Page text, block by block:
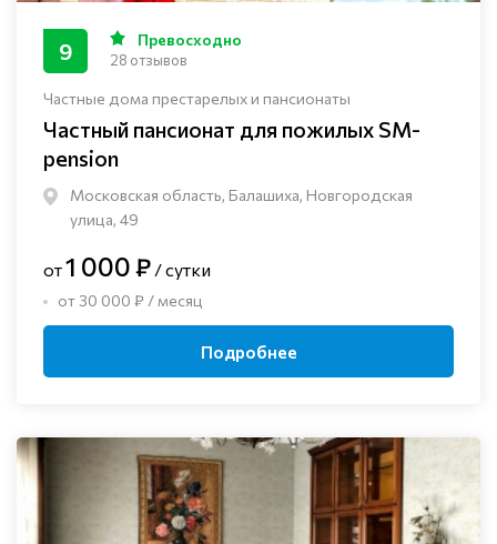
Частные дома престарелых и пансионаты
Частный пансионат для пожилых SM-
pension
Московская область, Балашиха, Новгородская
улица, 49
9 Превосходно
28 отзывов
от1 000 ₽ / сутки
от 30 000 ₽ / месяц
Подробнее